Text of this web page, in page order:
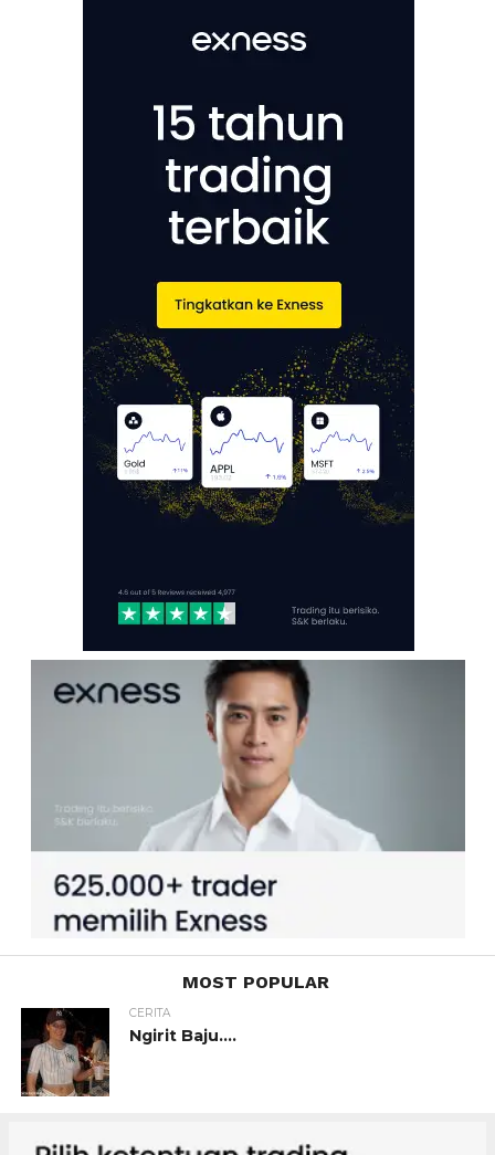
MOST POPULAR
CERITA
Ngirit Baju….